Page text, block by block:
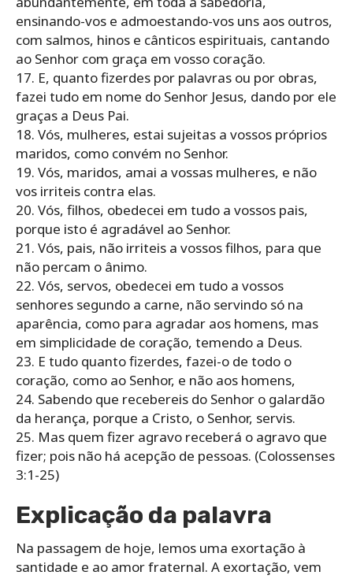
ensinando-vos e admoestando-vos uns aos outros,
com salmos, hinos e cânticos espirituais, cantando
ao Senhor com graça em vosso coração.
17. E, quanto fizerdes por palavras ou por obras,
fazei tudo em nome do Senhor Jesus, dando por ele
graças a Deus Pai.
18. Vós, mulheres, estai sujeitas a vossos próprios
maridos, como convém no Senhor.
19. Vós, maridos, amai a vossas mulheres, e não
vos irriteis contra elas.
20. Vós, filhos, obedecei em tudo a vossos pais,
porque isto é agradável ao Senhor.
21. Vós, pais, não irriteis a vossos filhos, para que
não percam o ânimo.
22. Vós, servos, obedecei em tudo a vossos
senhores segundo a carne, não servindo só na
aparência, como para agradar aos homens, mas
em simplicidade de coração, temendo a Deus.
23. E tudo quanto fizerdes, fazei-o de todo o
coração, como ao Senhor, e não aos homens,
24. Sabendo que recebereis do Senhor o galardão
da herança, porque a Cristo, o Senhor, servis.
25. Mas quem fizer agravo receberá o agravo que
fizer; pois não há acepção de pessoas. (Colossenses
3:1-25)
Explicação da palavra
Na passagem de hoje, lemos uma exortação à
santidade e ao amor fraternal. A exortação, vem